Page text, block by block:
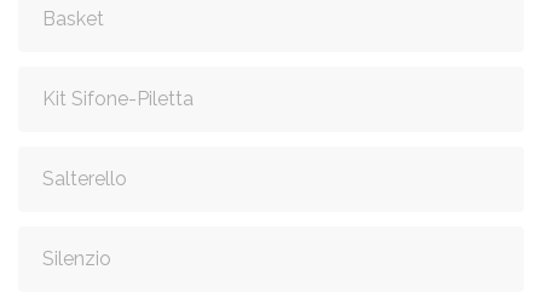
Basket
Kit Sifone-Piletta
Salterello
Silenzio